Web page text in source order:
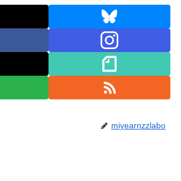
miyearnzzlabo